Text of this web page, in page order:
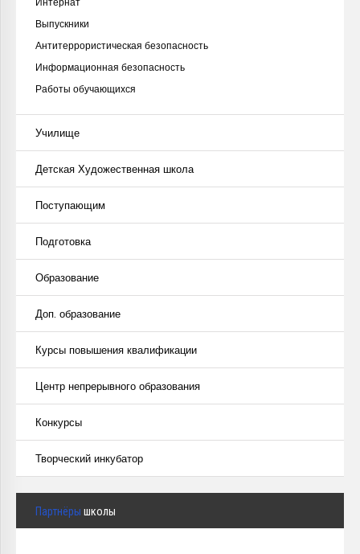
Выпускники
Антитеррористическая безопасность
Информационная безопасность
Работы обучающихся
Училище
Детская Художественная школа
Поступающим
Подготовка
Образование
Доп. образование
Курсы повышения квалификации
Центр непрерывного образования
Конкурсы
Творческий инкубатор
Партнёры школы